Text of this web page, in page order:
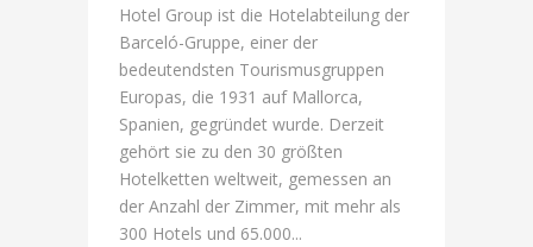
Hotel Group ist die Hotelabteilung der
Barceló-Gruppe, einer der
bedeutendsten Tourismusgruppen
Europas, die 1931 auf Mallorca,
Spanien, gegründet wurde. Derzeit
gehört sie zu den 30 größten
Hotelketten weltweit, gemessen an
der Anzahl der Zimmer, mit mehr als
300 Hotels und 65.000...